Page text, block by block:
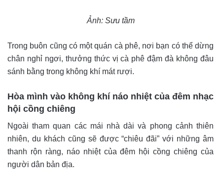
Ảnh: Sưu tầm
Trong buôn cũng có một quán cà phê, nơi bạn có thể dừng
chân nghỉ ngơi, thưởng thức vị cà phê đậm đà không đâu
sánh bằng trong không khí mát rượi.
Hòa mình vào không khí náo nhiệt của đêm nhạc
hội cồng chiêng
Ngoài tham quan các mái nhà dài và phong cảnh thiên
nhiên, du khách cũng sẽ được “chiêu đãi” với những âm
thanh rộn ràng, náo nhiệt của đêm hội cồng chiêng của
người dân bản địa.